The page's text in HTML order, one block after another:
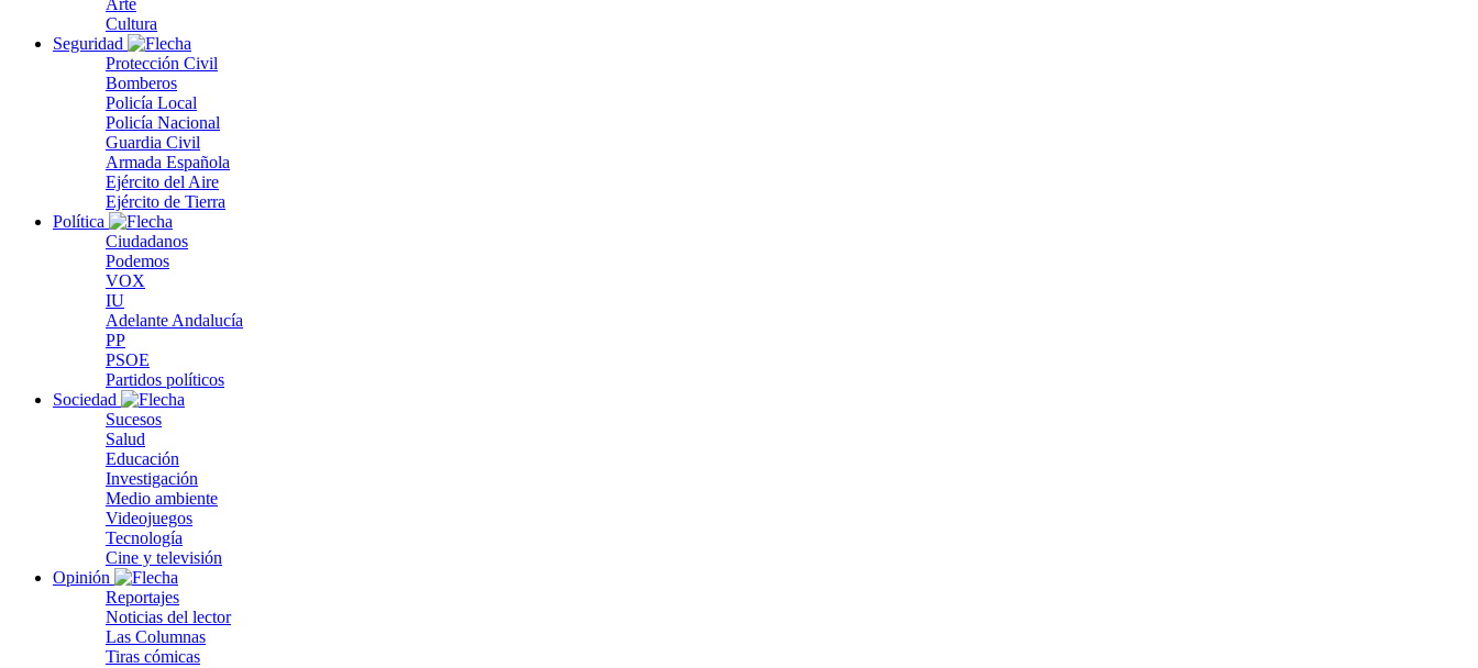
Arte
Cultura
Seguridad
Protección Civil
Bomberos
Policía Local
Policía Nacional
Guardia Civil
Armada Española
Ejército del Aire
Ejército de Tierra
Política
Ciudadanos
Podemos
VOX
IU
Adelante Andalucía
PP
PSOE
Partidos políticos
Sociedad
Sucesos
Salud
Educación
Investigación
Medio ambiente
Videojuegos
Tecnología
Cine y televisión
Opinión
Reportajes
Noticias del lector
Las Columnas
Tiras cómicas